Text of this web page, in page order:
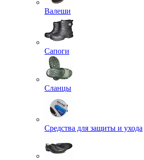
Валеши
Сапоги
Сланцы
Средства для защиты и ухода